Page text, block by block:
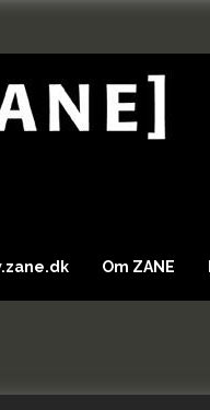
Om ZANE